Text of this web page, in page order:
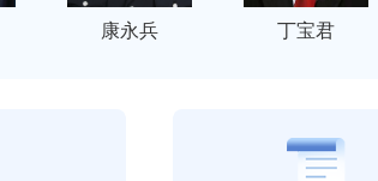
康永兵 丁宝君